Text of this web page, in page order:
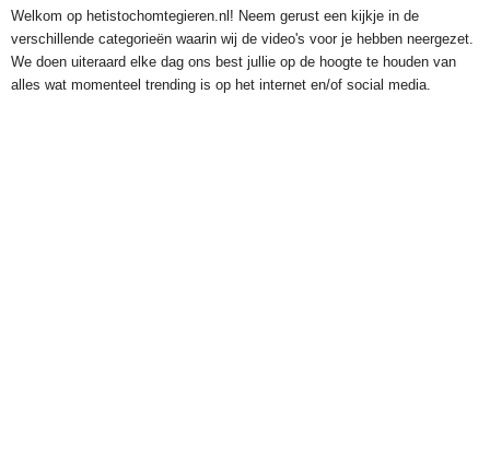
Welkom op hetistochomtegieren.nl! Neem gerust een kijkje in de
verschillende categorieën waarin wij de video's voor je hebben neergezet.
We doen uiteraard elke dag ons best jullie op de hoogte te houden van
alles wat momenteel trending is op het internet en/of social media.